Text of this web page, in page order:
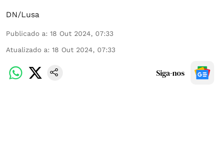
DN/Lusa
Publicado a: 18 Out 2024, 07:33
Atualizado a: 18 Out 2024, 07:33
Siga-nos